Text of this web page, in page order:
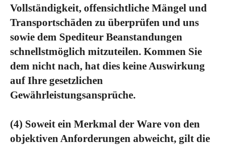
Vollständigkeit, offensichtliche Mängel und
Transportschäden zu überprüfen und uns
sowie dem Spediteur Beanstandungen
schnellstmöglich mitzuteilen. Kommen Sie
dem nicht nach, hat dies keine Auswirkung
auf Ihre gesetzlichen
Gewährleistungsansprüche.
(4) Soweit ein Merkmal der Ware von den
objektiven Anforderungen abweicht, gilt die